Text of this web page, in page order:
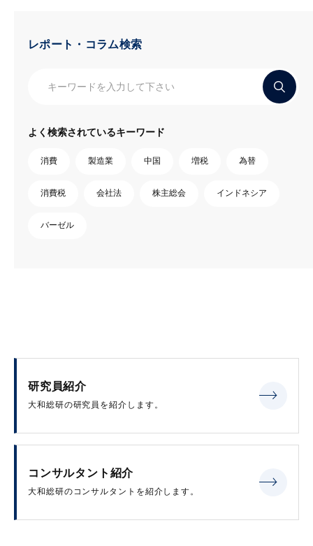
レポート・コラム検索
よく検索されているキーワード
消費 製造業 中国 増税 為替
消費税 会社法 株主総会 インドネシア
バーゼル
研究員紹介
大和総研の研究員を紹介します。
コンサルタント紹介
大和総研のコンサルタントを紹介します。